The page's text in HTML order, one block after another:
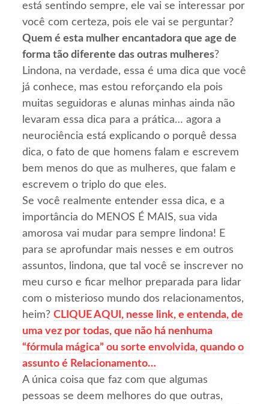
está sentindo sempre, ele vai se interessar por
você com certeza, pois ele vai se perguntar?
Quem é esta mulher encantadora que age de
forma tão diferente das outras mulheres?
Lindona, na verdade, essa é uma dica que você
já conhece, mas estou reforçando ela pois
muitas seguidoras e alunas minhas ainda não
levaram essa dica para a prática… agora a
neurociência está explicando o porquê dessa
dica, o fato de que homens falam e escrevem
bem menos do que as mulheres, que falam e
escrevem o triplo do que eles.
Se você realmente entender essa dica, e a
importância do MENOS É MAIS, sua vida
amorosa vai mudar para sempre lindona! E
para se aprofundar mais nesses e em outros
assuntos, lindona, que tal você se inscrever no
meu curso e ficar melhor preparada para lidar
com o misterioso mundo dos relacionamentos,
heim?CLIQUE AQUI, nesse link, e entenda, de
uma vez por todas, que não há nenhuma
“fórmula mágica” ou sorte envolvida, quando o
assunto é Relacionamento…
A única coisa que faz com que algumas
pessoas se deem melhores do que outras,